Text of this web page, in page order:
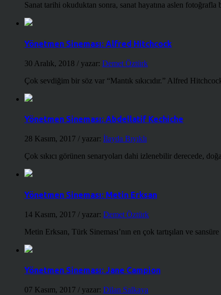
Sanat tarihi okuduktan sonra, sanat hayatına aslen fotoğrafla
Yönetmen Sineması: Alfred Hitchcock
30 Aralık, 2018 / yazar: Demet Öztürk
Çok sevdiğim bir söz var “Mantık sıkıcıdır.” Alfred
Yönetmen Sineması: Abdellatif Kechiche
28 Kasım, 2017 / yazar: İlayda Bıyıklı
Çok sıkıcı görünen senaryoları dahi izlenebilir derecede,
Yönetmen Sineması: Metin Erksan
14 Kasım, 2017 / yazar: Demet Öztürk
Metin Erksan, Türk Sineması’nın en çok tartışılan ve
Yönetmen Sineması: Jane Campion
07 Kasım, 2017 / yazar: Dilan Salkaya